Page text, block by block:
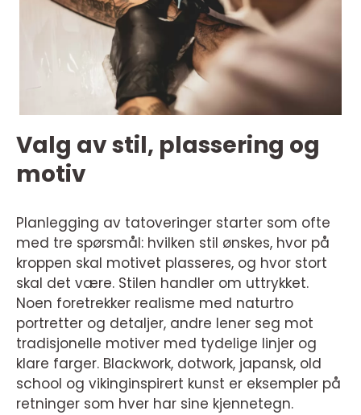
Valg av stil, plassering og
motiv
Planlegging av tatoveringer starter som ofte
med tre spørsmål: hvilken stil ønskes, hvor på
kroppen skal motivet plasseres, og hvor stort
skal det være. Stilen handler om uttrykket.
Noen foretrekker realisme med naturtro
portretter og detaljer, andre lener seg mot
tradisjonelle motiver med tydelige linjer og
klare farger. Blackwork, dotwork, japansk, old
school og vikinginspirert kunst er eksempler på
retninger som hver har sine kjennetegn.